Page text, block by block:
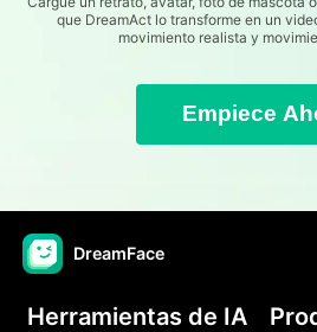
que DreamAct lo transforme en un
movimiento realista y
Empiece
DreamFace
Herramientas de IA